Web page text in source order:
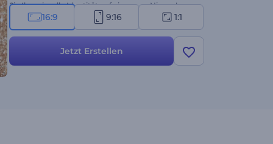
Sie Ihre visuelle Identität auf ein neues Niveau!
16:9 9:16 1:1
Jetzt Erstellen